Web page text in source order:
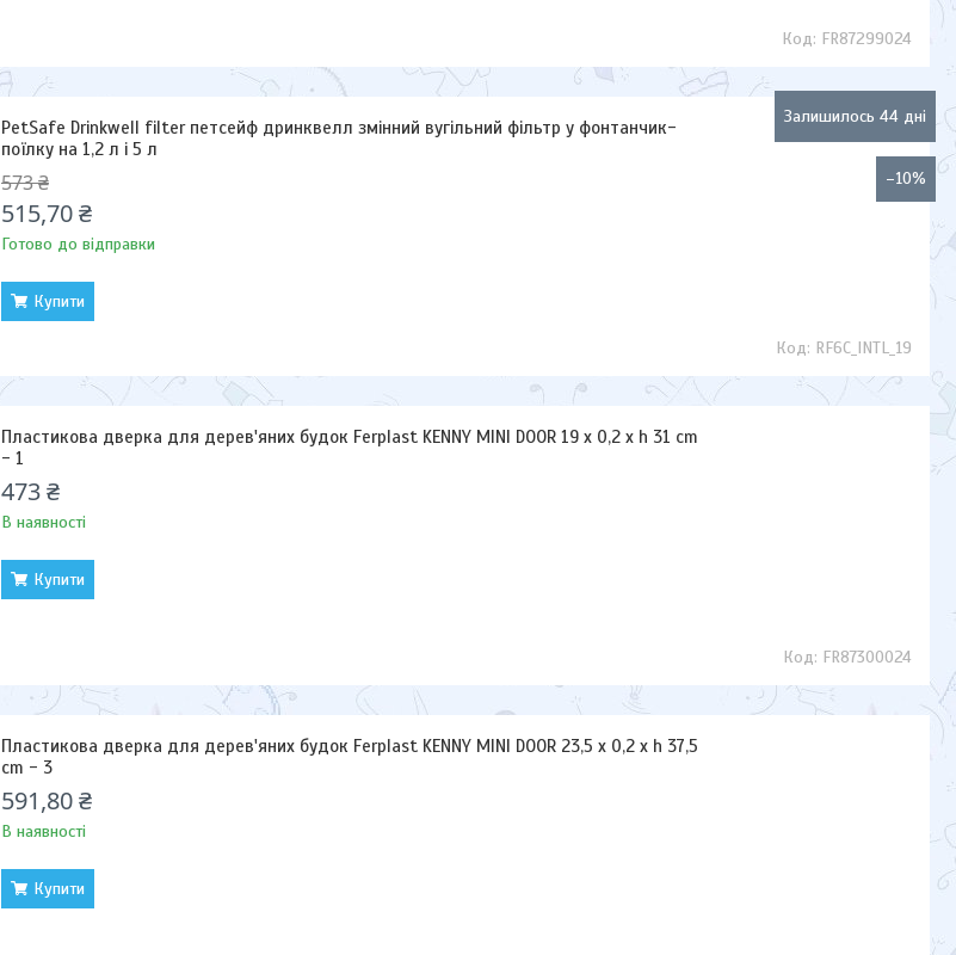
FR87299024
–10%
Залишилось 44 дні
PetSafe Drinkwell filter петсейф дринквелл змінний вугільний фільтр у фонтанчик-
поїлку на 1,2 л і 5 л
573 ₴
515,70 ₴
Готово до відправки
Купити
RF6C_INTL_19
Пластикова дверка для дерев'яних будок Ferplast KENNY MINI DOOR 19 x 0,2 x h 31 cm
- 1
473 ₴
В наявності
Купити
FR87300024
Пластикова дверка для дерев'яних будок Ferplast KENNY MINI DOOR 23,5 x 0,2 x h 37,5
cm - 3
591,80 ₴
В наявності
Купити